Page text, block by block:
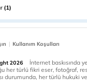
(1)
| Kullanım Koşulları
2026
İnternet baskısında
her türlü fikri eser, fotoğraf,
durumunda, her türlü hukuki